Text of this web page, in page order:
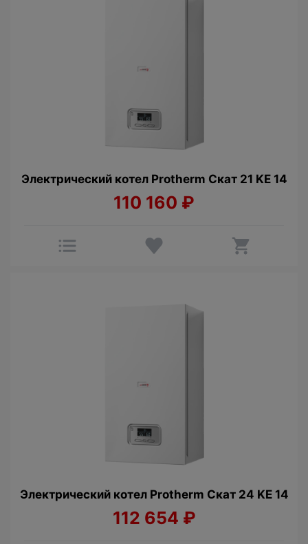
Электрический котел Protherm Cкат 21 KE 14
110 160 ₽
Электрический котел Protherm Cкат 24 KE 14
112 654 ₽